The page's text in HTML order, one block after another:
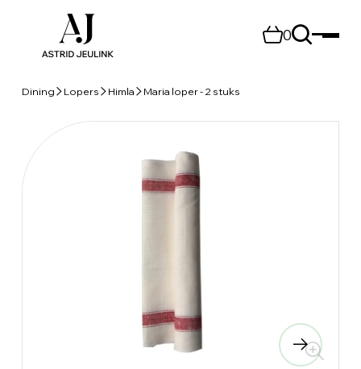
0
Dining Lopers Himla Maria loper - 2 stuks